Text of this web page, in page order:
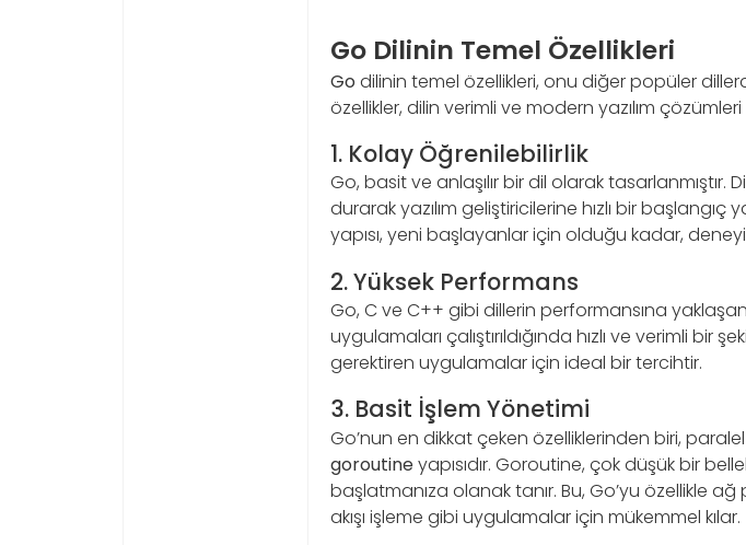
Go Dilinin Temel Özellikleri
Go dilinin temel özellikleri, onu diğer popüler
özellikler, dilin verimli ve modern yazılım
1. Kolay Öğrenilebilirlik
Go, basit ve anlaşılır bir dil olarak
durarak yazılım geliştiricilerine hızlı bir
yapısı, yeni başlayanlar için olduğu kadar,
2. Yüksek Performans
Go, C ve C++ gibi dillerin performansına
uygulamaları çalıştırıldığında hızlı ve verimli bir
gerektiren uygulamalar için ideal bir tercihtir.
3. Basit İşlem Yönetimi
Go’nun en dikkat çeken özelliklerinden biri,
goroutineyapısıdır. Goroutine, çok düşük bir
başlatmanıza olanak tanır. Bu, Go’yu özellikle
akışı işleme gibi uygulamalar için mükemmel kılar.